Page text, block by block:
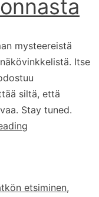
mysteereistä
Itse
siltä, että
Stay tuned.
etsiminen,